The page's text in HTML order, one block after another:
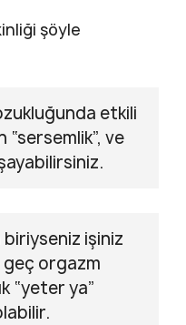
şöyle
etkili
ve
işiniz
geç orgazm
“yeter ya”